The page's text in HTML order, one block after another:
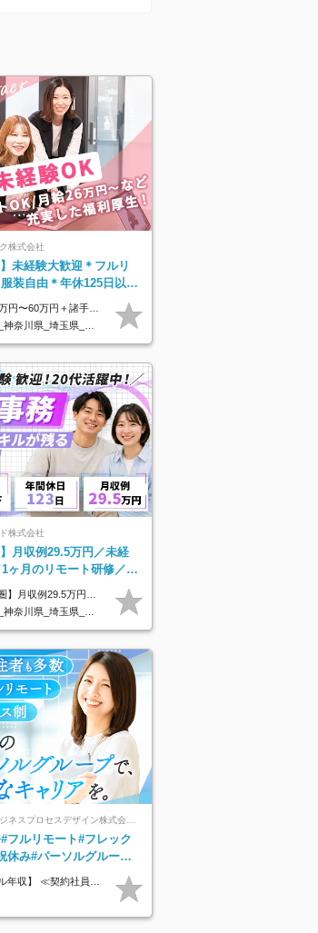
株式会社
】未経験大歓迎＊フルリ
装自由＊年休125日以上
＊月給26万円以上
9ヶ月で全社員2万円の昇給実績 ※成果はしっかりと還元いたします！ ★Point 100％年収UPでの待遇提示も可能！ ※経験者であれば、100％年収アップも実現可能です。 ※試用期間最大2ヶ月/月給22万円〜
県_埼玉県_千葉県_茨城県
株式会社
】月収例29.5万円／未経
ヶ月のリモート研修／既
卒歓迎／年間休日123
手当） ※経験・スキル・前職給与を踏まえ、総合的に判断して決定します。 例：首都圏 月収例31万円（月給27万円＋諸手当） ◆各種手当 ・通勤手当（上限4万円まで） ・残業代手当（1分単位で全額支給） ※固定残業代制は採用しておりません ・資格取得支援 ◆昇給：年1回 ◆補足 ・研修中1ヶ月間は、時給1670円となります。 ・試用期間6ヶ月あり。その間の待遇に変更はありません。 ※詳細は面接時にご案内します。
県_千葉県_大阪府_愛知県_兵庫県_京都府_福岡県
パーソルビジネスプロセスデザイン株式会社 事業開発本部
フルリモート#フレック
休み#パーソルグループ#
以上#正社員登用あり#
円＋賞与（年2回）＋各種手当 ●1年目想定給与：年収264万円～364万円 ●経験やスキルに応じて優遇します！ ※お住まいの地域により0～3万円の地区手当を支給しております ※試用期間中（3ヶ月間）の雇用形態および待遇に差異はありません ※残業代については選考時に詳細をご説明します ※通算契約期間の上限は5年となります ≪アルバイト≫ ●時給1,250円～2,300円 ●経験やスキルに応じて優遇します！ ●ご希望に応じ、扶養内での勤務も可能です！ ※試用期間中の雇用形態および待遇に差異はありません